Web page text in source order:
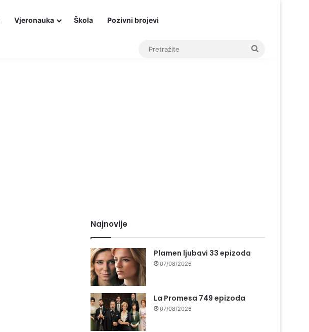
Vjeronauka Škola Pozivni brojevi
Najnovije
Plamen ljubavi 33 epizoda
07/08/2026
La Promesa 749 epizoda
07/08/2026